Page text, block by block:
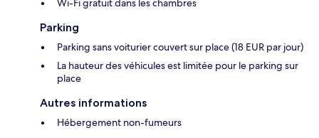
Wi-Fi gratuit dans les chambres
Parking
Parking sans voiturier couvert sur place (18 EUR par jour)
La hauteur des véhicules est limitée pour le parking sur
place
Autres informations
Hébergement non-fumeurs